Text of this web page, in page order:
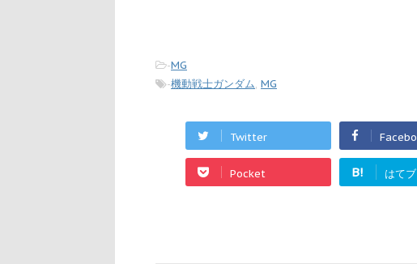
-MG
-機動戦士ガンダム, MG
Twitter
Pocket B! はてブ